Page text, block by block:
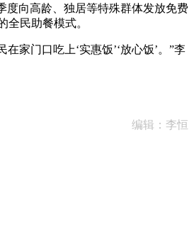
向高龄、独居等特殊群体发放免费
全民助餐模式。
家门口吃上‘实惠饭’‘放心饭’。”李
编辑：李恒